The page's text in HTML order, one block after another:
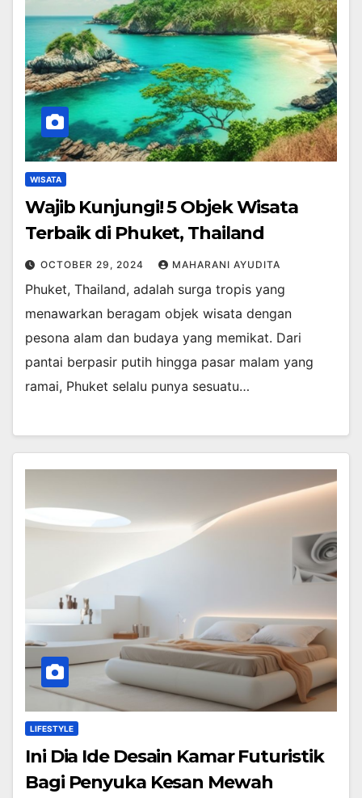
WISATA
Wajib Kunjungi! 5 Objek Wisata
Terbaik di Phuket, Thailand
OCTOBER 29, 2024 MAHARANI AYUDITA
Phuket, Thailand, adalah surga tropis yang
menawarkan beragam objek wisata dengan
pesona alam dan budaya yang memikat. Dari
pantai berpasir putih hingga pasar malam yang
ramai, Phuket selalu punya sesuatu…
LIFESTYLE
Ini Dia Ide Desain Kamar Futuristik
Bagi Penyuka Kesan Mewah